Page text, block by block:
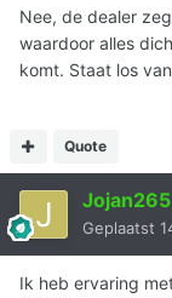
Nee, de dealer
waardoor alles
komt. Staat los
Quote
Jojan265
Geplaatst
Ik heb ervaring